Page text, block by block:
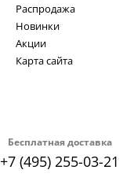
Бесплатная доставка
+7 (495) 255-03-21
Распродажа
Новинки
Акции
Карта сайта